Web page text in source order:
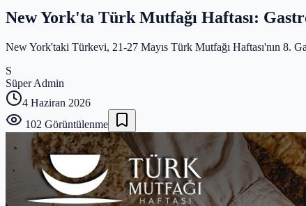
New York'ta Türk Mutfağı Haftası:
New York'taki Türkevi, 21-27 Mayıs Türk Mutfağı Haftası'nın 8.
S
Süper Admin
4 Haziran 2026
102 Görüntülenme